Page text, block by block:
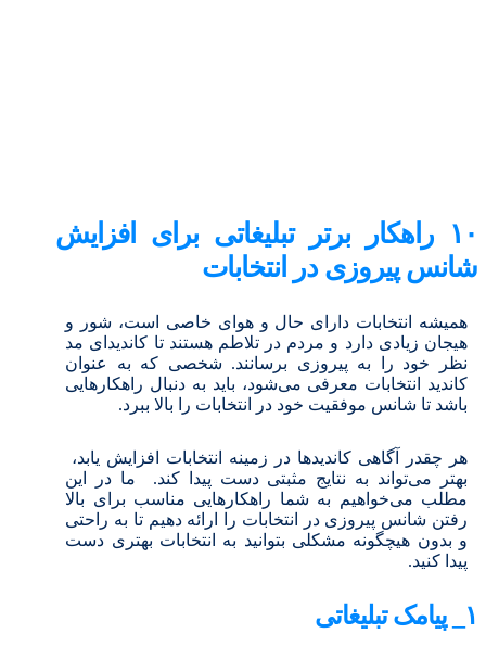
۱٠ راهکار برتر تبلیغاتی برای افزایش
شانس پیروزی در انتخابات
همیشه انتخابات دارای حال و هوای خاصی است، شور و
هیجان زیادی دارد و مردم در تلاطم هستند تا کاندیدای مد
نظر خود را به پیروزی برسانند. شخصی که به عنوان
کاندید انتخابات معرفی می‌شود، باید به دنبال راهکارهایی
باشد تا شانس موفقیت خود در انتخابات را بالا ببرد.
هر چقدر آگاهی کاندیدها در زمینه انتخابات افزایش‌ یابد،
بهتر می‌تواند به نتایج مثبتی دست پیدا کند. ما در این
مطلب می‌خواهیم به شما راهکارهایی مناسب برای بالا
رفتن شانس پیروزی در انتخابات را ارائه دهیم تا به راحتی
و بدون هیچگونه مشکلی بتوانید به انتخابات بهتری دست
پیدا کنید.
۱_ پیامک تبلیغاتی